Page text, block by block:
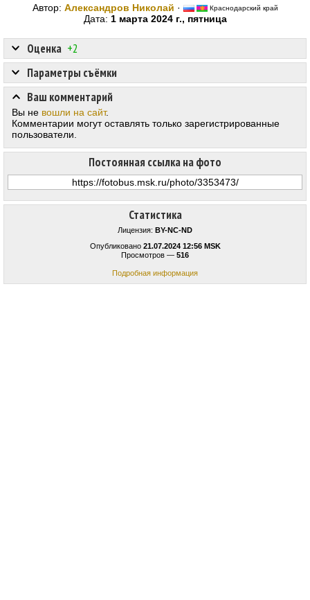
Автор: Александров Николай · Краснодарский край
Дата: 1 марта 2024 г., пятница
Статистика
Лицензия: BY-NC-ND
Опубликовано 21.07.2024 12:56 MSK
Просмотров — 516
Подробная информация
Оценка +2
Постоянная ссылка на фото
Параметры съёмки
Ваш комментарий
Вы не вошли на сайт.
Комментарии могут оставлять только зарегистрированные
пользователи.